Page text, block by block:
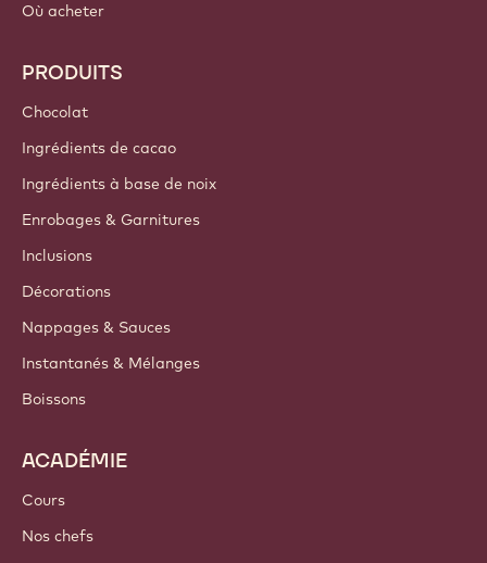
Où acheter
PRODUITS
Chocolat
Ingrédients de cacao
Ingrédients à base de noix
Enrobages & Garnitures
Inclusions
Décorations
Nappages & Sauces
Instantanés & Mélanges
Boissons
ACADÉMIE
Cours
Nos chefs